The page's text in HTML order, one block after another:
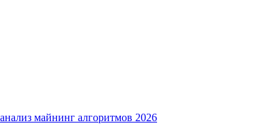
майнинг алгоритмов 2026